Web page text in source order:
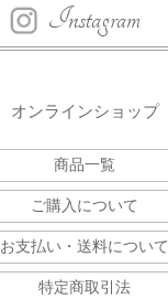
Instagram
オンラインショップ
商品一覧
ご購入について
お支払い・送料について
特定商取引法